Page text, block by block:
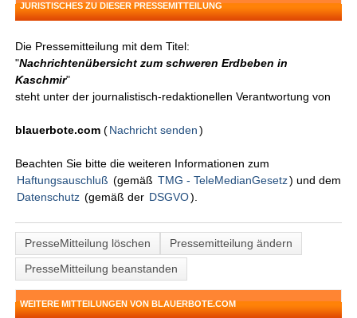
JURISTISCHES ZU DIESER PRESSEMITTEILUNG
Die Pressemitteilung mit dem Titel:
"Nachrichtenübersicht zum schweren Erdbeben in
Kaschmir"
steht unter der journalistisch-redaktionellen Verantwortung von
blauerbote.com (Nachricht senden )
Beachten Sie bitte die weiteren Informationen zum
Haftungsauschluß (gemäß TMG - TeleMedianGesetz) und dem
Datenschutz (gemäß der DSGVO).
PresseMitteilung löschen
Pressemitteilung ändern
PresseMitteilung beanstanden
WEITERE MITTEILUNGEN VON BLAUERBOTE.COM